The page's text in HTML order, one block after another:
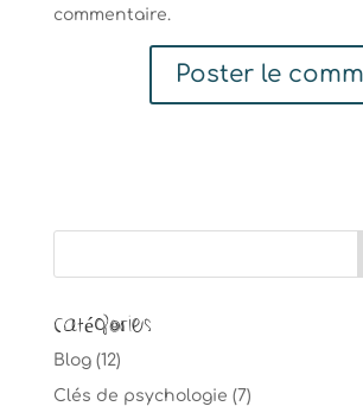
commentaire.
Catégories
Blog(12)
Clés de psychologie (7)